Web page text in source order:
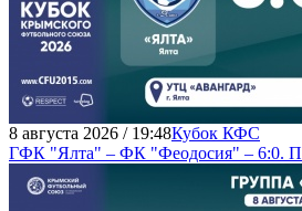
8 августа 2026 / 19:48Кубок КФС
ГФК "Ялта" – ФК "Феодосия" – 6:0.